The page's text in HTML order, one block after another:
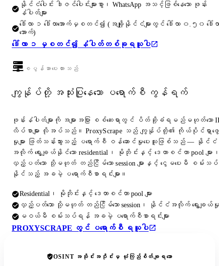
နိုင်ငံပေါင်း ဒါဇင်ပေါင်းများစွာ၊ WhatsApp အသင့်ဖြစ်နေသော ဖုန်း
နံပါတ်များ
ဒေါ်လာ ၁ ဒေါ်လာအောက်မှစတင်၍ (အချို့နိုင်ငံများတွင် ဒေါ်လာ ၀.၅၀ ဒေါ်လ
အောက်)
ဒေါ်လာ ၁ မှစတင်၍ နံပါတ်တစ်ခုရယူပါ
စပွန်ဆာပေးထားသည်
ကျွန်ုပ်တို့ အသုံးပြုနေသော ပရောက်စီ ကွန်ရက်
ဖုန်းနံပါတ်များကို အများအပြား စစ်ဆေးရာတွင် ပိတ်ဆို့ခံရမည်မဟုတ်သော
လိပ်စာများ လိုအပ်သည်။ ProxyScrape သည် ကျွန်ုပ်တို့၏ ကိုယ်ပိုင်ရှာဖွေ
မှုများ ဖြတ်သန်းသွားသည့် ပရောက်စီ ဝန်ဆောင်မှုပေးသူဖြစ်သည် — နိုင်ငံ
အလိုက် ရွေးချယ်နိုင်သော residential၊ မိုဘိုင်းနှင့် ဒေတာစင်တာ pool များ
လှည့်ပတ်သော သို့မဟုတ် တည်ငြိမ်သော session များနှင့် ငွေမပေးမီ စမ်းသပ်
နိုင်သည့် အခမဲ့ ပရောက်စီစာရင်းများ။
Residential၊ မိုဘိုင်းနှင့် ဒေတာစင်တာ pool များ
လှည့်ပတ်သော သို့မဟုတ် တည်ငြိမ်သော session၊ နိုင်ငံအလိုက် ရွေးချယ်မှု
မဝယ်မီ စမ်းသပ်ရန် အခမဲ့ ပရောက်စီစာရင်းများ
PROXYSCRAPE တွင် ပရောက်စီ ရယူပါ
OSINT အသိုင်းအဝိုင်းမှ ယုံကြည်စိတ်ချရသော